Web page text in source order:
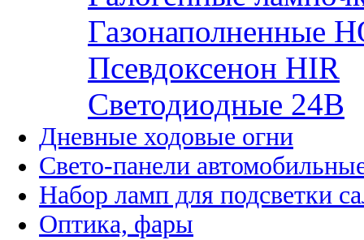
Газонаполненные
Псевдоксенон HIR
Cветодиодные 24B
Дневные ходовые огни
Свето-панели
Набор ламп для подсветки
Оптика, фары